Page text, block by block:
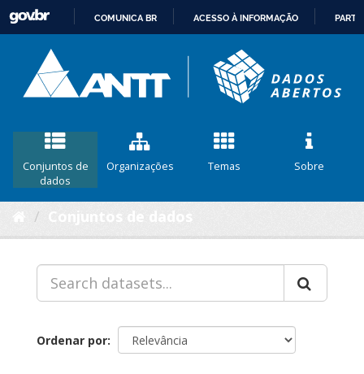
CONTEÚDO
COMUNICA BR ACESSO À INFORMAÇÃO
Conjuntos de
dados
Organizações Temas Sobre
Ordenar por